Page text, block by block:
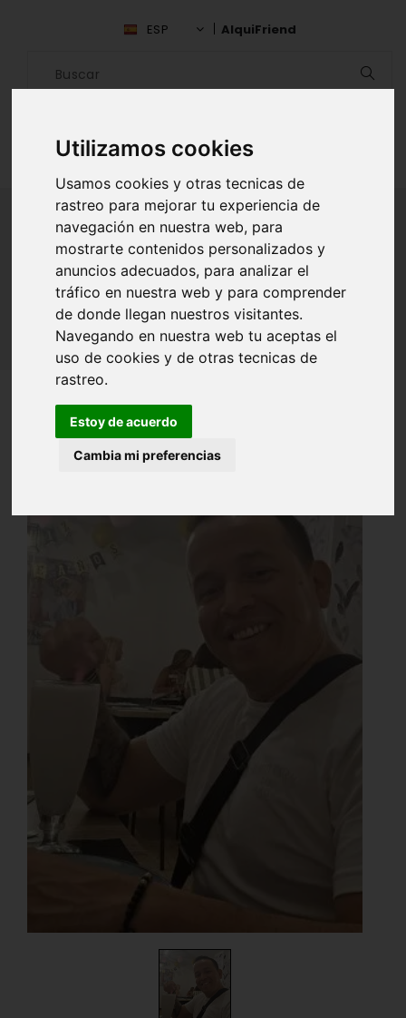
Utilizamos cookies
Usamos cookies y otras tecnicas de
rastreo para mejorar tu experiencia de
navegación en nuestra web, para
mostrarte contenidos personalizados y
anuncios adecuados, para analizar el
tráfico en nuestra web y para comprender
de donde llegan nuestros visitantes.
Navegando en nuestra web tu aceptas el
uso de cookies y de otras tecnicas de
rastreo.
Estoy de acuerdo
Cambia mi preferencias
ESP AlquiFriend
ALQUILAR AMIGO
Inicio Amigos Cantabria Andres Lopez